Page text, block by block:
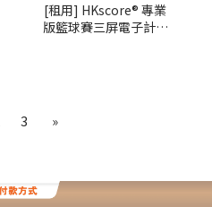
[租用] HKscore® 專業
版籃球賽三屏電子計分
3 »